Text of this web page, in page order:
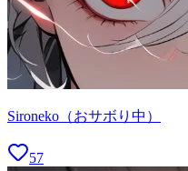
Sironeko（おサボり中）
57